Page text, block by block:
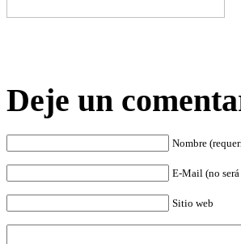
Deje un
Nombre
E-Mail (no
Sitio web